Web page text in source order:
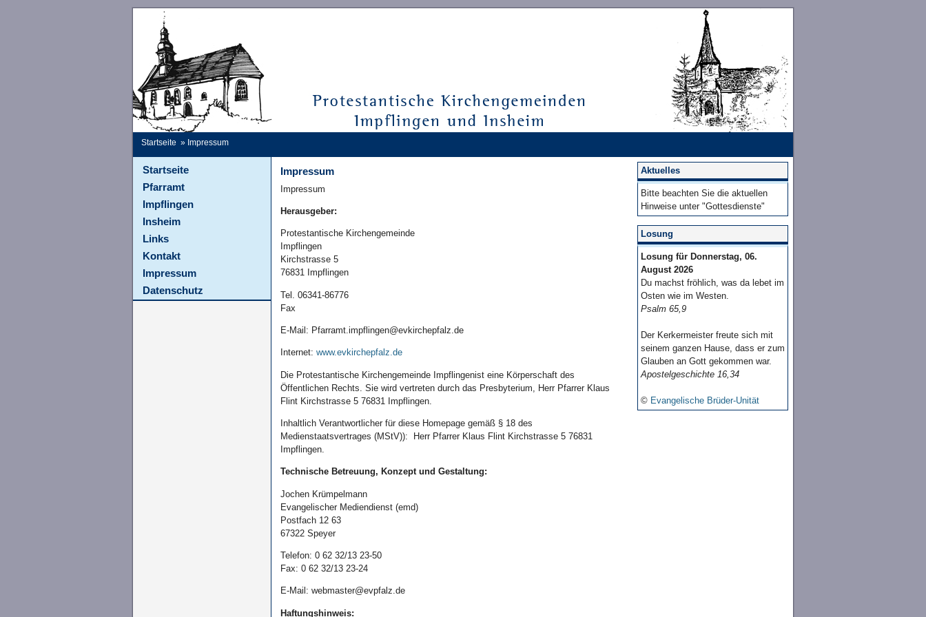
Startseite » Impressum
Startseite
Pfarramt
Impflingen
Insheim
Links
Kontakt
Impressum
Datenschutz
Aktuelles
Bitte beachten Sie die aktuellen
Hinweise unter "Gottesdienste"
Losung
Losung für Donnerstag, 06.
August 2026
Du machst fröhlich, was da lebet im
Osten wie im Westen.
Psalm 65,9
Der Kerkermeister freute sich mit
seinem ganzen Hause, dass er zum
Glauben an Gott gekommen war.
Apostelgeschichte 16,34
© Evangelische Brüder-Unität
Impressum
Impressum
Herausgeber:
Protestantische Kirchengemeinde
Impflingen
Kirchstrasse 5
76831 Impflingen
Tel. 06341-86776
Fax
E-Mail: Pfarramt.impflingen@evkirchepfalz.de
Internet:www.evkirchepfalz.de
Die Protestantische Kirchengemeinde Impflingenist eine Körperschaft des
Öffentlichen Rechts. Sie wird vertreten durch das Presbyterium, Herr Pfarrer Klaus
Flint Kirchstrasse 5 76831 Impflingen.
Inhaltlich Verantwortlicher für diese Homepage gemäß § 18 des
Medienstaatsvertrages (MStV)): Herr Pfarrer Klaus Flint Kirchstrasse 5 76831
Impflingen.
Technische Betreuung, Konzept und Gestaltung:
Jochen Krümpelmann
Evangelischer Mediendienst (emd)
Postfach 12 63
67322 Speyer
Telefon: 0 62 32/13 23-50
Fax: 0 62 32/13 23-24
E-Mail: webmaster@evpfalz.de
Haftungshinweis: